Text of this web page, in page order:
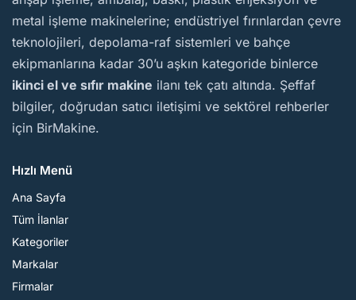
metal işleme makinelerine; endüstriyel fırınlardan çevre
teknolojileri, depolama-raf sistemleri ve bahçe
ekipmanlarına kadar 30’u aşkın kategoride binlerce
ikinci el ve sıfır makine ilanı tek çatı altında. Şeffaf
bilgiler, doğrudan satıcı iletişimi ve sektörel rehberler
için BirMakine.
Hızlı Menü
Ana Sayfa
Tüm İlanlar
Kategoriler
Markalar
Firmalar